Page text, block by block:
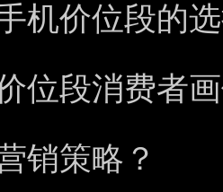
机价位段的
位段消费者
销策略？